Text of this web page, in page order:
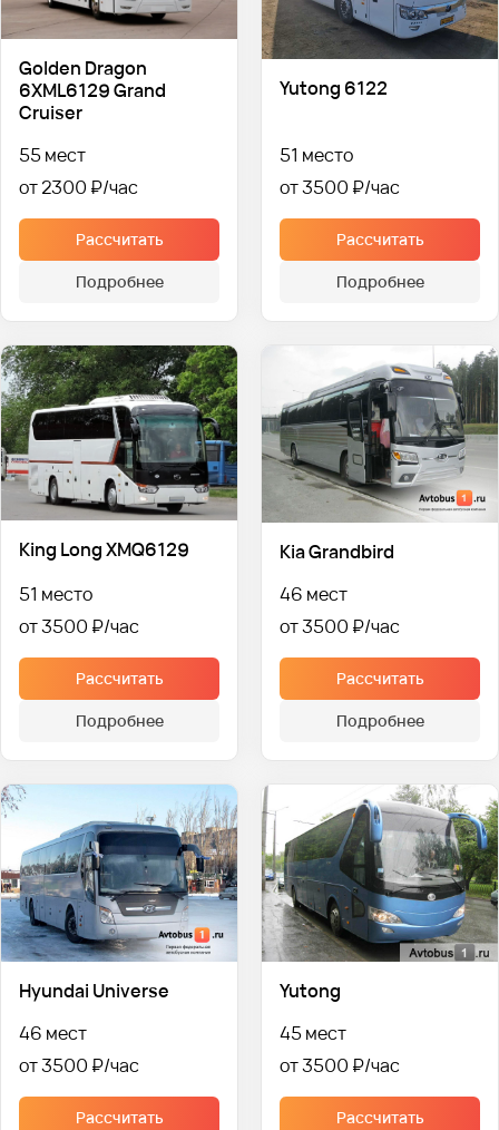
Golden Dragon
6XML6129 Grand
Cruiser
55 мест
от 2300 ₽
Рассчитать
Подробнее
Yutong 6122
51 место
от 3500 ₽
Рассчитать
Подробнее
King Long XMQ6129
51 место
от 3500 ₽
Рассчитать
Подробнее
Kia Grandbird
46 мест
от 3500 ₽
Рассчитать
Подробнее
Hyundai Universe
46 мест
от 3500 ₽
Рассчитать
Yutong
45 мест
от 3500 ₽
Рассчитать